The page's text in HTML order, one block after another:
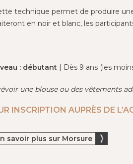
technique permet de produire
en noir et blanc, les
: débutant | Dès 9 ans (les
une blouse ou des vêtements
INSCRIPTION AUPRÈS DE
savoir plus sur Morsure